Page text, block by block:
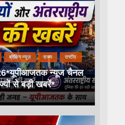
ब्रेकिंग न्यूज़ राज्य राष्टीय
न्यूज चैनल
से बड़ी खबरें*